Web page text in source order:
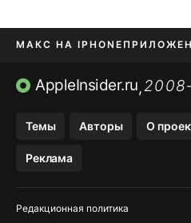
МАКС НА IPHONE
TIKTOK НА IPHONE
AppleInsider.ru,
Темы Авторы О
Реклама
Редакционная политика